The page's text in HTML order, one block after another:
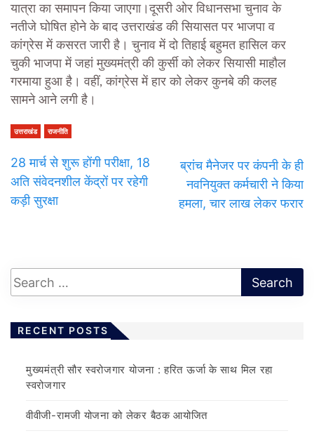
यात्रा का समापन किया जाएगा।दूसरी ओर विधानसभा चुनाव के
नतीजे घोषित होने के बाद उत्तराखंड की सियासत पर भाजपा व
कांग्रेस में कसरत जारी है। चुनाव में दो तिहाई बहुमत हासिल कर
चुकी भाजपा में जहां मुख्यमंत्री की कुर्सी को लेकर सियासी माहौल
गरमाया हुआ है। वहीं, कांग्रेस में हार को लेकर कुनबे की कलह
सामने आने लगी है।
उत्तराखंड राजनीति
28 मार्च से शुरू होंगी परीक्षा, 18
अति संवेदनशील केंद्रों पर रहेगी
कड़ी सुरक्षा
ब्रांच मैनेजर पर कंपनी के ही
नवनियुक्त कर्मचारी ने किया
हमला, चार लाख लेकर फरार
RECENT POSTS
मुख्यमंत्री सौर स्वरोजगार योजना : हरित ऊर्जा के साथ मिल रहा
स्वरोजगार
वीवीजी-रामजी योजना को लेकर बैठक आयोजित